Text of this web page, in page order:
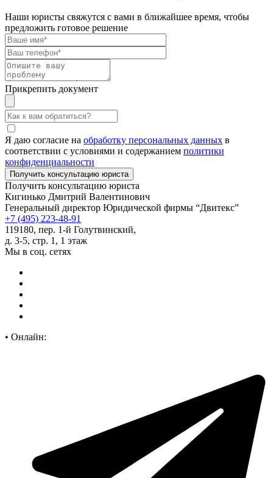
Наши юристы свяжутся с вами в ближайшее время, чтобы
предложить готовое решение
Прикрепить документ
Я даю согласие на обработку персональных данных в
соответствии с условиями и содержанием политики
конфиденциальности
Получить консультацию юриста
Кигинько Дмитрий Валентинович
Генеральный директор Юридической фирмы “Двитекс”
+7 (495) 223-48-91
119180, пер. 1-й Голутвинский,
д. 3-5, стр. 1, 1 этаж
Мы в соц. сетях
• Онлайн: